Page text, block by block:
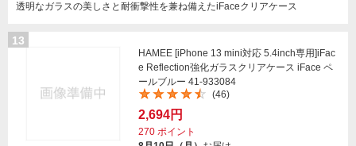
透明なガラスの美しさと耐衝撃性を兼ね備えたiFaceクリアケース
13
HAMEE [iPhone 13 mini対応 5.4inch専用]iFac
e Reflection強化ガラスクリアケース iFace ペ
ールブルー 41-933084
(46)
2,694円
270 ポイント